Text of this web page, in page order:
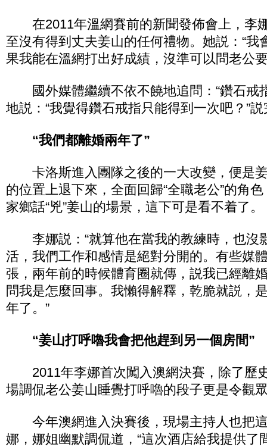
在2011年溫網賽前的新聞發佈會上，李
至沒有得到丈夫姜山的任何禮物。她説：“我
果我能在溫網打出好成績，沒準可以問老公
國外媒體繼續不依不饒地追問：“鑽石戒
地説：“我覺得鑽石戒指只能得到一次吧？”
“我們都離婚兩年了”
卡洛斯進入團隊之後的一大改變，便是
的位置上退下來，全面回歸“全職老公”的角
家鄉話“兇”姜山的場景，這下可是看不着了。
李娜説：“就算他在當我的教練時，也沒
活，我們工作和感情是絕對分開的。有些媒
張，兩年前的時候體育圈就傳，説我已經離
問我是怎麼回事。我懶得解釋，乾脆就説，
年了。”
“姜山打呼嚕我會把他趕到另一個房間”
2011年李娜首次闖入澳網決賽，除了歷
場調侃老公姜山睡覺打呼嚕的段子更是令觀
今年澳網進入決賽後，現場主持人也把
娜，娜姐幽默調侃道，“這次酒店給我提供了